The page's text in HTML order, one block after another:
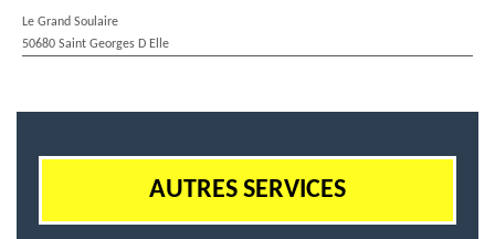
Le Grand Soulaire
50680 Saint Georges D Elle
AUTRES SERVICES